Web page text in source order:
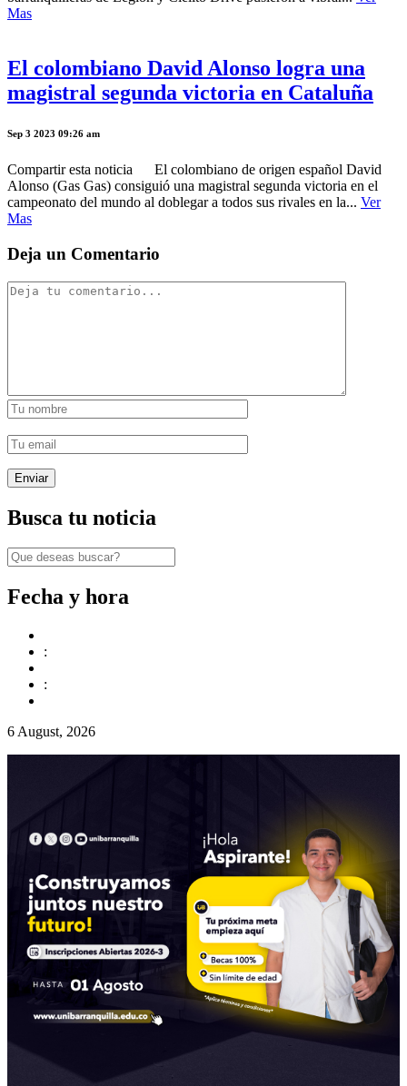
Mas
El colombiano David Alonso logra una
magistral segunda victoria en Cataluña
Sep 3 2023 09:26 am
Compartir esta noticia El colombiano de origen español David
Alonso (Gas Gas) consiguió una magistral segunda victoria en el
campeonato del mundo al doblegar a todos sus rivales en la... Ver
Mas
Deja un Comentario
Busca tu noticia
Fecha y hora
:
:
6 August, 2026